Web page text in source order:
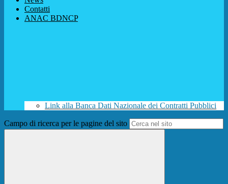
Contatti
ANAC BDNCP
Link alla Banca Dati Nazionale dei Contratti Pubblici
Campo di ricerca per le pagine del sito